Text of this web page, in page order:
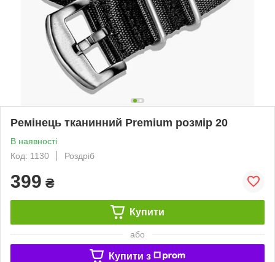
Ремінець тканинний Premium розмір 20
В наявності
Код: 1130
Роздріб
399 ₴
Купити
або
Купити з